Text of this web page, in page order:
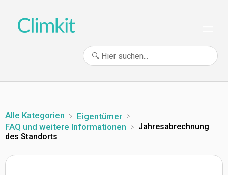
Alle Kategorien
​Eigentümer
​FAQ und weitere Informationen
Jahresabrechnung
des Standorts